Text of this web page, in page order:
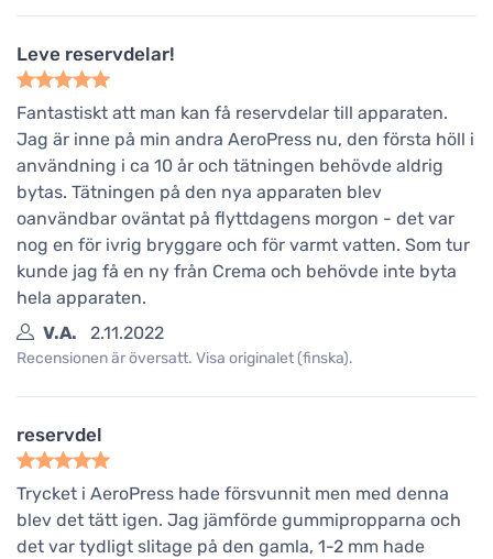
Leve reservdelar!
Fantastiskt att man kan få reservdelar till apparaten.
Jag är inne på min andra AeroPress nu, den första höll i
användning i ca 10 år och tätningen behövde aldrig
bytas. Tätningen på den nya apparaten blev
oanvändbar oväntat på flyttdagens morgon - det var
nog en för ivrig bryggare och för varmt vatten. Som tur
kunde jag få en ny från Crema och behövde inte byta
hela apparaten.
V.A.
2.11.2022
Recensionen är översatt. Visa originalet (finska).
reservdel
Trycket i AeroPress hade försvunnit men med denna
blev det tätt igen. Jag jämförde gummipropparna och
det var tydligt slitage på den gamla, 1-2 mm hade